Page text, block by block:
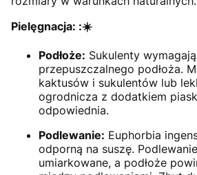
Pielęgnacja: :☀️
Podłoże: Sukulenty
przepuszczalnego podłoża.
kaktusów i sukulentów lub
ogrodnicza z dodatkiem
odpowiednia.
Podlewanie: Euphorbia
odporną na suszę.
umiarkowane, a podłoże